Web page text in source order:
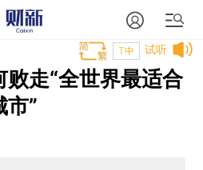
试听
T中
败走“全世界最适合
市”